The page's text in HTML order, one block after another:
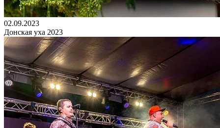
02.09.2023
Донская уха 2023